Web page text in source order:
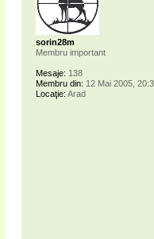
sorin28m
Membru important
Mesaje: 138
Membru din: 12 Mai 2005,
Locaţie: Arad